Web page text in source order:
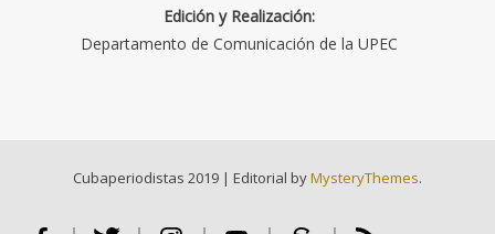
Edición y Realización:
Departamento de Comunicación de la UPEC
Cubaperiodistas 2019 | Editorial byMysteryThemes.